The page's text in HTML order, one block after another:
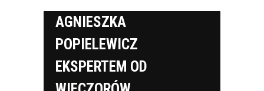
AGNIESZKA
POPIELEWICZ
EKSPERTEM OD